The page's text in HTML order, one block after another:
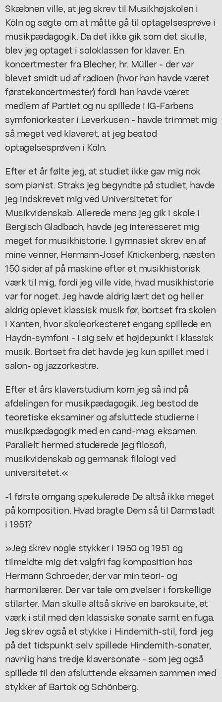
Skæbnen ville, at jeg skrev til Musikhøjskolen i
Köln og søgte om at måtte gå til optagelsesprøve i
musikpædagogik. Da det ikke gik som det skulle,
blev jeg optaget i soloklassen for klaver. En
koncertmester fra Blecher, hr. Müller - der var
blevet smidt ud af radioen (hvor han havde været
førstekoncertmester) fordi han havde været
medlem af Partiet og nu spillede i IG-Farbens
symfoniorkester i Leverkusen - havde trimmet mig
så meget ved klaveret, at jeg bestod
optagelsesprøven i Köln.
Efter et år følte jeg, at studiet ikke gav mig nok
som pianist. Straks jeg begyndte på studiet, havde
jeg indskrevet mig ved Universitetet for
Musikvidenskab. Allerede mens jeg gik i skole i
Bergisch Gladbach, havde jeg interesseret mig
meget for musikhistorie. I gymnasiet skrev en af
mine venner, Hermann-Josef Knickenberg, næsten
150 sider af på maskine efter et musikhistorisk
værk til mig, fordi jeg ville vide, hvad musikhistorie
var for noget. Jeg havde aldrig lært det og heller
aldrig oplevet klassisk musik før, bortset fra skolen
i Xanten, hvor skoleorkesteret engang spillede en
Haydn-symfoni - i sig selv et højdepunkt i klassisk
musik. Bortset fra det havde jeg kun spillet med i
salon- og jazzorkestre.
Efter et års klaverstudium kom jeg så ind på
afdelingen for musikpædagogik. Jeg bestod de
teoretiske eksaminer og afsluttede studierne i
musikpædagogik med en cand-mag. eksamen.
Parallelt hermed studerede jeg filosofi,
musikvidenskab og germansk filologi ved
universitetet.«
-1 første omgang spekulerede De altså ikke meget
på komposition. Hvad bragte Dem så til Darmstadt
i 1951?
»Jeg skrev nogle stykker i 1950 og 1951 og
tilmeldte mig det valgfri fag komposition hos
Hermann Schroeder, der var min teori- og
harmonilærer. Der var tale om øvelser i forskellige
stilarter. Man skulle altså skrive en baroksuite, et
værk i stil med den klassiske sonate samt en fuga.
Jeg skrev også et stykke i Hindemith-stil, fordi jeg
på det tidspunkt selv spillede Hindemith-sonater,
navnlig hans tredje klaversonate - som jeg også
spillede til den afsluttende eksamen sammen med
stykker af Bartok og Schönberg.